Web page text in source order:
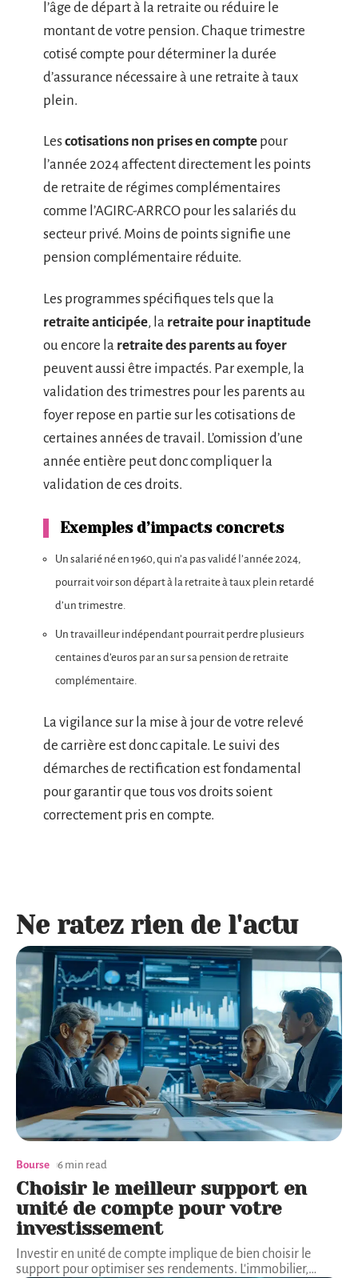
l’âge de départ à la retraite ou réduire le
montant de votre pension. Chaque trimestre
cotisé compte pour déterminer la durée
d’assurance nécessaire à une retraite à taux
plein.
Lescotisations non prises en compte pour
l’année 2024 affectent directement les points
de retraite de régimes complémentaires
comme l’AGIRC-ARRCO pour les salariés du
secteur privé. Moins de points signifie une
pension complémentaire réduite.
Les programmes spécifiques tels que la
retraite anticipée, la retraite pour inaptitude
ou encore la retraite des parents au foyer
peuvent aussi être impactés. Par exemple, la
validation des trimestres pour les parents au
foyer repose en partie sur les cotisations de
certaines années de travail. L’omission d’une
année entière peut donc compliquer la
validation de ces droits.
Exemples d’impacts concrets
Un salarié né en 1960, qui n’a pas validé l’année 2024,
pourrait voir son départ à la retraite à taux plein retardé
d’un trimestre.
Un travailleur indépendant pourrait perdre plusieurs
centaines d’euros par an sur sa pension de retraite
complémentaire.
La vigilance sur la mise à jour de votre relevé
de carrière est donc capitale. Le suivi des
démarches de rectification est fondamental
pour garantir que tous vos droits soient
correctement pris en compte.
Ne ratez rien de l'actu
Bourse 6 min read
Choisir le meilleur support en
unité de compte pour votre
investissement
Investir en unité de compte implique de bien choisir le
support pour optimiser ses rendements. L'immobilier,…